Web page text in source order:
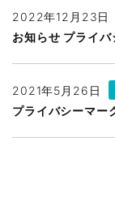
2022年12月23日
お知らせ プライ
2021年5月26日
プライバシーマ